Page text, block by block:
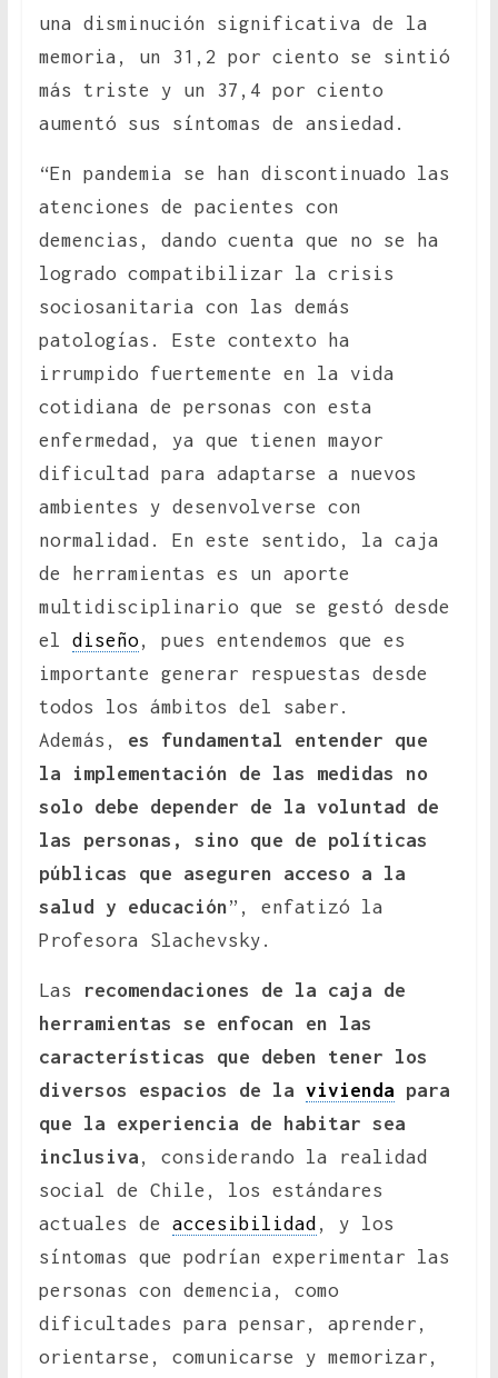
una disminución significativa de la
memoria, un 31,2 por ciento se sintió
más triste y un 37,4 por ciento
aumentó sus síntomas de ansiedad.
“En pandemia se han discontinuado las
atenciones de pacientes con
demencias, dando cuenta que no se ha
logrado compatibilizar la crisis
sociosanitaria con las demás
patologías. Este contexto ha
irrumpido fuertemente en la vida
cotidiana de personas con esta
enfermedad, ya que tienen mayor
dificultad para adaptarse a nuevos
ambientes y desenvolverse con
normalidad. En este sentido, la caja
de herramientas es un aporte
multidisciplinario que se gestó desde
el diseño, pues entendemos que es
importante generar respuestas desde
todos los ámbitos del saber.
Además,
es fundamental entender que
la implementación de las medidas no
solo debe depender de la voluntad de
las personas, sino que de políticas
públicas que aseguren acceso a la
salud y educación”, enfatizó la
Profesora Slachevsky.
Las
recomendaciones de la caja de
herramientas se enfocan en las
características que deben tener los
diversos espacios de la vivienda para
que la experiencia de habitar sea
inclusiva , considerando la realidad
social de Chile, los estándares
actuales de accesibilidad , y los
síntomas que podrían experimentar las
personas con demencia, como
dificultades para pensar, aprender,
orientarse, comunicarse y memorizar,